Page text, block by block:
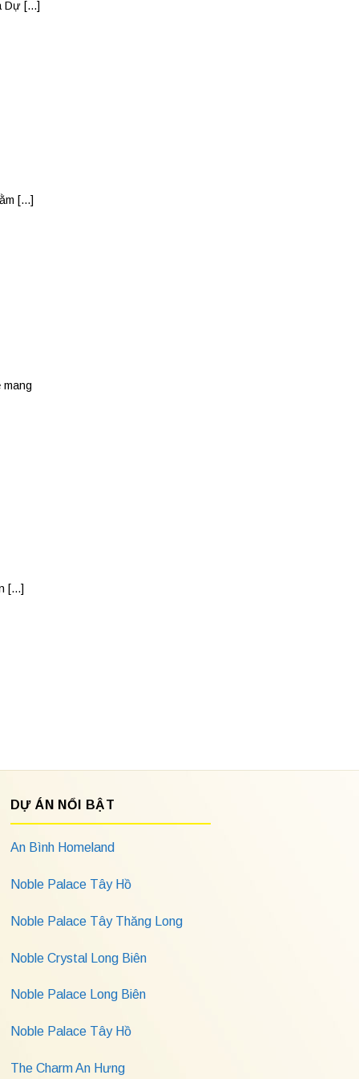
Dự [...]
[...]
[...]
DỰ ÁN NỔI BẬT
An Bình Homeland
Noble Palace Tây Hồ
Noble Palace Tây Thăng Long
Noble Crystal Long Biên
Noble Palace Long Biên
Noble Palace Tây Hồ
The Charm An Hưng